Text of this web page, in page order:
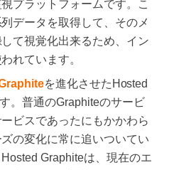
プラットフォームです。こ
データを取得して、そのメ
て視覚化出来るため、イン
れています。
を進化させたHosted
。普通のGraphiteのサービ
ビスであったにもかかわら
の変化に常に追いついてい
Graphiteは、現在のエ